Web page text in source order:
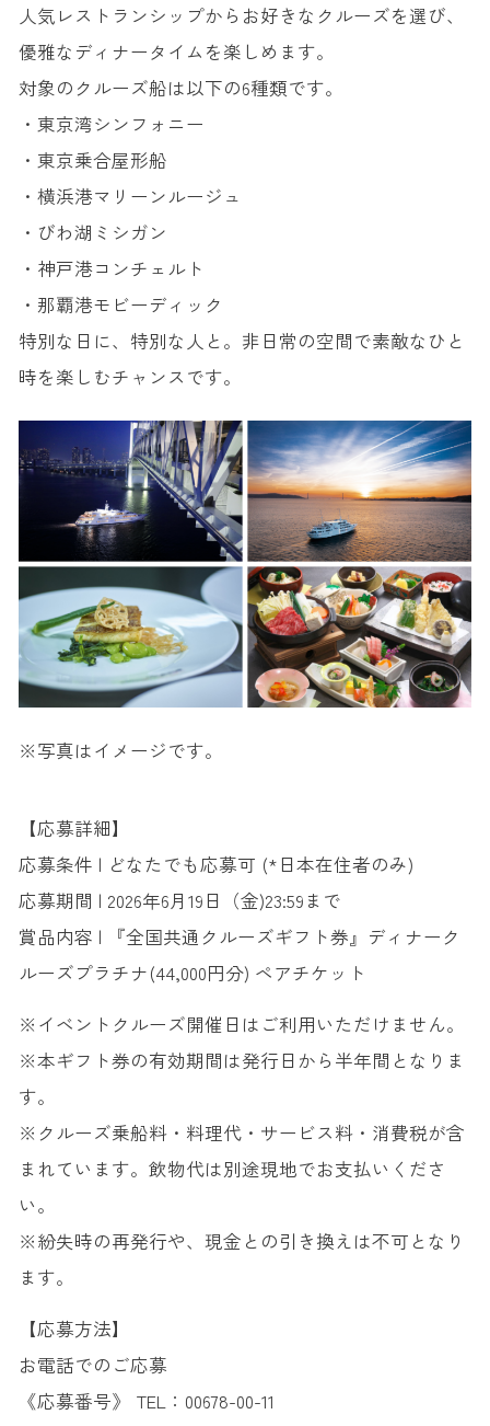
人気レストランシップからお好きなクルーズを選び、
優雅なディナータイムを楽しめます。
対象のクルーズ船は以下の6種類です。
・東京湾シンフォニー
・東京乗合屋形船
・横浜港マリーンルージュ
・びわ湖ミシガン
・神戸港コンチェルト
・那覇港モビーディック
特別な日に、特別な人と。非日常の空間で素敵なひと
時を楽しむチャンスです。
※写真はイメージです。
【応募詳細】
応募条件 | どなたでも応募可 (*日本在住者のみ)
応募期間 | 2026年6月19日（金)23:59まで
賞品内容 | 『全国共通クルーズギフト券』ディナーク
ルーズプラチナ(44,000円分) ペアチケット
※イベントクルーズ開催日はご利用いただけません。
※本ギフト券の有効期間は発行日から半年間となりま
す。
※クルーズ乗船料・料理代・サービス料・消費税が含
まれています。飲物代は別途現地でお支払いくださ
い。
※紛失時の再発行や、現金との引き換えは不可となり
ます。
【応募方法】
お電話でのご応募
《応募番号》 TEL：00678-00-11